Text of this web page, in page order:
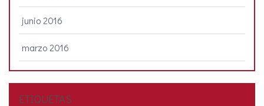
junio 2016
marzo 2016
ETIQUETAS